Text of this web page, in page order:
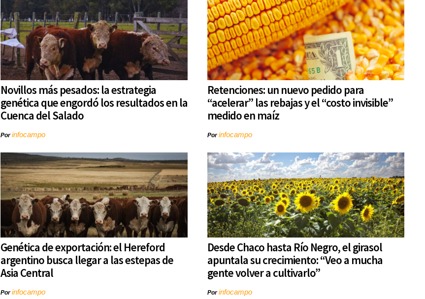
Novillos más pesados: la estrategia
genética que engordó los resultados en la
Cuenca del Salado
Porinfocampo
Retenciones: un nuevo pedido para
“acelerar” las rebajas y el “costo invisible”
medido en maíz
Porinfocampo
Genética de exportación: el Hereford
argentino busca llegar a las estepas de
Asia Central
Porinfocampo
Desde Chaco hasta Río Negro, el girasol
apuntala su crecimiento: “Veo a mucha
gente volver a cultivarlo”
Porinfocampo